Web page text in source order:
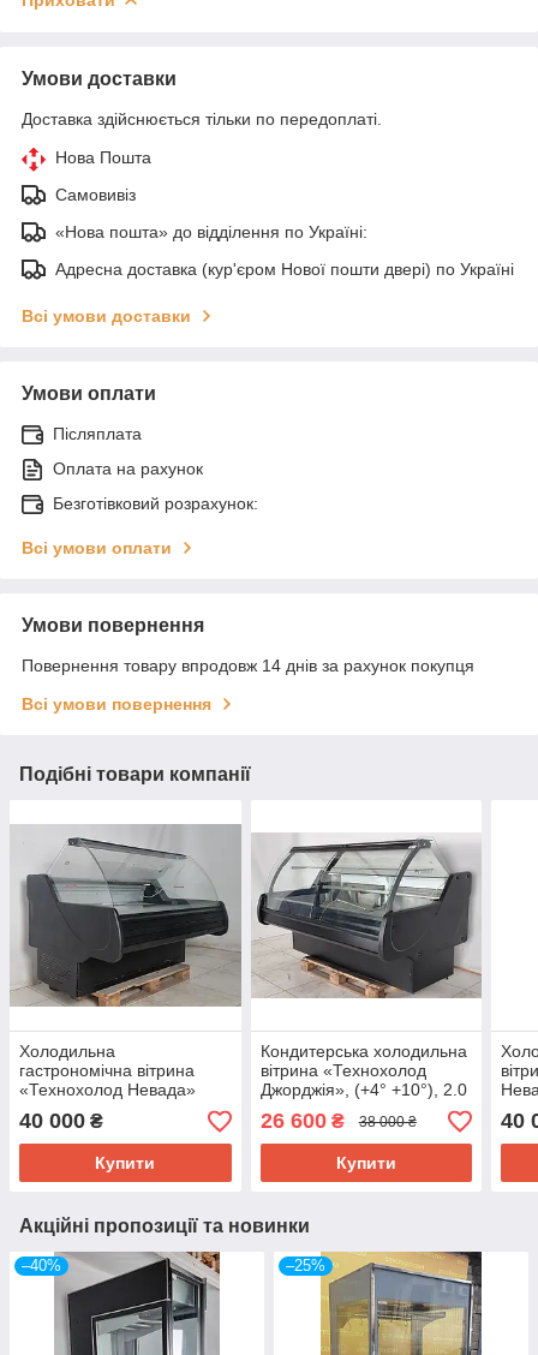
Умови доставки
Доставка здійснюється тільки по передоплаті.
Нова Пошта
Самовивіз
«Нова пошта» до відділення по Україні:
Адресна доставка (кур'єром Нової пошти двері) по Україні
Всі умови доставки
Умови оплати
Післяплата
Оплата на рахунок
Безготівковий розрахунок:
Всі умови оплати
Умови повернення
Повернення товару впродовж 14 днів за рахунок покупця
Всі умови повернення
Подібні товари компанії
Холодильна
гастрономічна вітрина
«Технохолод Невада»
(Україна), 1.58 м. (-2°
+8°), викладка 90 см., Б/у
40 000 ₴
Купити
Кондитерська холодильна
вітрина «Технохолод
Джорджія», (+4° +10°), 2.0
м., (Україна), викладка 90
см., Б/у
26 600₴ 38 000 ₴
Купити
(-
Б/у
40
Акційні пропозиції та новинки
–40% –25%